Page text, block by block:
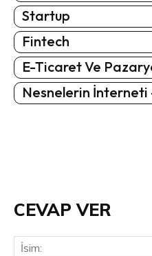
Startup
Fintech
E-Ticaret Ve
Nesnelerin İnterneti
CEVAP VER